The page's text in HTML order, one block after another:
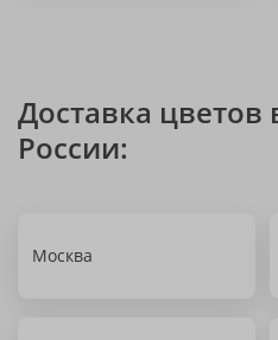
Доставка
России:
Москва